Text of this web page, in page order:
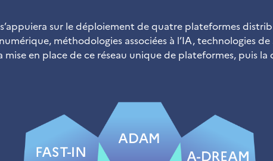
sur le déploiement de quatre plateformes
méthodologies associées à l’IA, technologies
en place de ce réseau unique de plateformes, puis